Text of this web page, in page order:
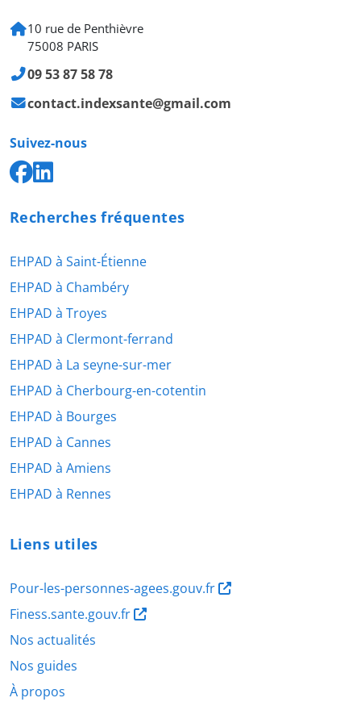
10 rue de Penthièvre
75008 PARIS
09 53 87 58 78
contact.indexsante@gmail.com
Suivez-nous
Recherches fréquentes
EHPAD à Saint-Étienne
EHPAD à Chambéry
EHPAD à Troyes
EHPAD à Clermont-ferrand
EHPAD à La seyne-sur-mer
EHPAD à Cherbourg-en-cotentin
EHPAD à Bourges
EHPAD à Cannes
EHPAD à Amiens
EHPAD à Rennes
Liens utiles
Pour-les-personnes-agees.gouv.fr
Finess.sante.gouv.fr
Nos actualités
Nos guides
À propos